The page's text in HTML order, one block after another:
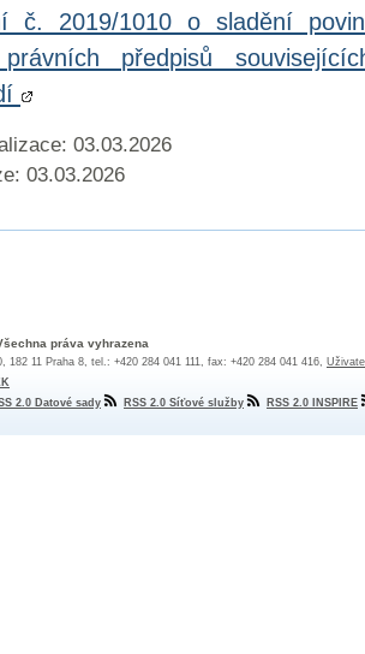
č. 2019/1010 o sladění
předpisů
03.03.2026
03.03.2026
práva vyhrazena
182 11 Praha 8, tel.: +420 284 041 111, fax: +420 284 041 416,
2.0 Datové sady RSS 2.0 Síťové služby RSS 2.0 INSPIRE